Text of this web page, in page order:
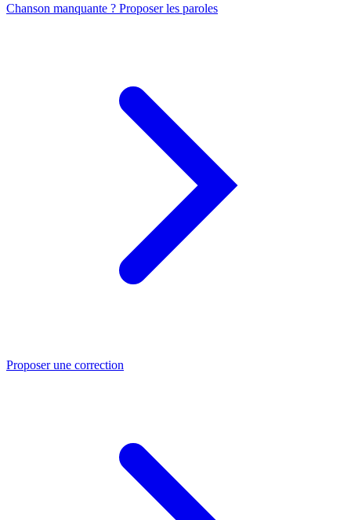
Chanson manquante ? Proposer les paroles
Proposer une correction